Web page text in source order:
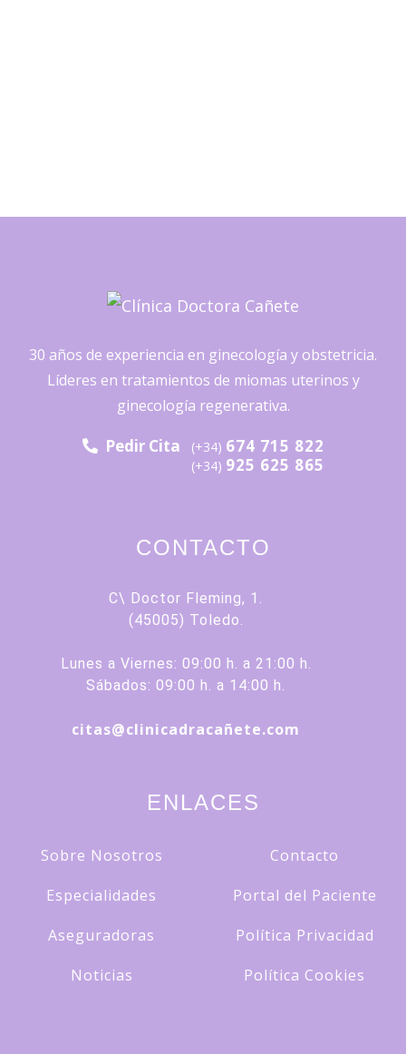
30 años de experiencia en ginecología y obstetricia.
Líderes en tratamientos de miomas uterinos y
ginecología regenerativa.
Pedir Cita (+34) 674 715 822
(+34) 925 625 865
CONTACTO
C\ Doctor Fleming, 1.
(45005) Toledo.
Lunes a Viernes: 09:00 h. a 21:00 h.
Sábados: 09:00 h. a 14:00 h.
citas@clinicadracañete.com
ENLACES
Sobre Nosotros
Especialidades
Aseguradoras
Noticias
Contacto
Portal del Paciente
Política Privacidad
Política Cookies